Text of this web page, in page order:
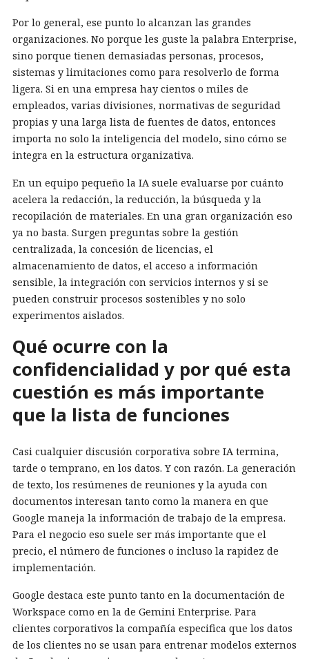
Por lo general, ese punto lo alcanzan las grandes
organizaciones. No porque les guste la palabra Enterprise,
sino porque tienen demasiadas personas, procesos,
sistemas y limitaciones como para resolverlo de forma
ligera. Si en una empresa hay cientos o miles de
empleados, varias divisiones, normativas de seguridad
propias y una larga lista de fuentes de datos, entonces
importa no solo la inteligencia del modelo, sino cómo se
integra en la estructura organizativa.
En un equipo pequeño la IA suele evaluarse por cuánto
acelera la redacción, la reducción, la búsqueda y la
recopilación de materiales. En una gran organización eso
ya no basta. Surgen preguntas sobre la gestión
centralizada, la concesión de licencias, el
almacenamiento de datos, el acceso a información
sensible, la integración con servicios internos y si se
pueden construir procesos sostenibles y no solo
experimentos aislados.
Qué ocurre con la
confidencialidad y por qué esta
cuestión es más importante
que la lista de funciones
Casi cualquier discusión corporativa sobre IA termina,
tarde o temprano, en los datos. Y con razón. La generación
de texto, los resúmenes de reuniones y la ayuda con
documentos interesan tanto como la manera en que
Google maneja la información de trabajo de la empresa.
Para el negocio eso suele ser más importante que el
precio, el número de funciones o incluso la rapidez de
implementación.
Google destaca este punto tanto en la documentación de
Workspace como en la de Gemini Enterprise. Para
clientes corporativos la compañía especifica que los datos
de los clientes no se usan para entrenar modelos externos